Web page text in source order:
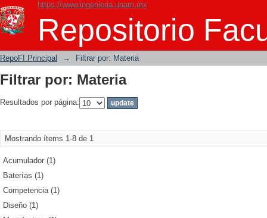
https://www.ingenieria.unam.mx
Repositorio
Filtrar por: Materia
RepoFI Principal → Filtrar por: Materia
Filtrar por: Materia
Resultados por página:
Mostrando ítems 1-8 de 1
Acumulador (1)
Baterías (1)
Competencia (1)
Diseño (1)